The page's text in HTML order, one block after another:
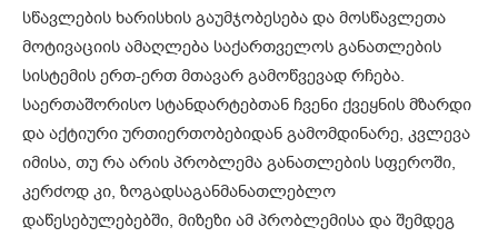
სწავლების ხარისხის გაუმჯობესება და მოსწავლეთა
მოტივაციის ამაღლება საქართველოს განათლების
სისტემის ერთ-ერთ მთავარ გამოწვევად რჩება.
საერთაშორისო სტანდარტებთან ჩვენი ქვეყნის მზარდი
და აქტიური ურთიერთობებიდან გამომდინარე, კვლევა
იმისა, თუ რა არის პრობლემა განათლების სფეროში,
კერძოდ კი, ზოგადსაგანმანათლებლო
დაწესებულებებში, მიზეზი ამ პრობლემისა და შემდეგ